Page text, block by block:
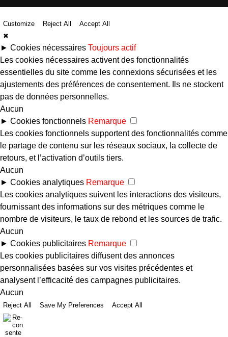
Customize Reject All
Accept All
✖
► Cookies nécessaires Toujours actif
Les cookies nécessaires activent des fonctionnalités
essentielles du site comme les connexions sécurisées et les
ajustements des préférences de consentement. Ils ne stockent
pas de données personnelles.
Aucun
► Cookies fonctionnels Remarque
Les cookies fonctionnels supportent des fonctionnalités comme
le partage de contenu sur les réseaux sociaux, la collecte de
retours, et l’activation d’outils tiers.
Aucun
► Cookies analytiques Remarque
Les cookies analytiques suivent les interactions des visiteurs,
fournissant des informations sur des métriques comme le
nombre de visiteurs, le taux de rebond et les sources de trafic.
Aucun
► Cookies publicitaires Remarque
Les cookies publicitaires diffusent des annonces
personnalisées basées sur vos visites précédentes et
analysent l’efficacité des campagnes publicitaires.
Aucun
Reject All Save My Preferences Accept All